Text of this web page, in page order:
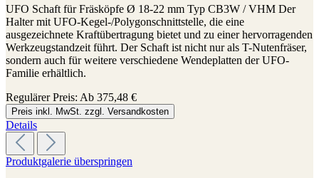
UFO Schaft für Fräsköpfe Ø 18-22 mm Typ CB3W / VHM Der
Halter mit UFO-Kegel-/Polygonschnittstelle, die eine
ausgezeichnete Kraftübertragung bietet und zu einer hervorragenden
Werkzeugstandzeit führt. Der Schaft ist nicht nur als T-Nutenfräser,
sondern auch für weitere verschiedene Wendeplatten der UFO-
Familie erhältlich.
Regulärer Preis: Ab 375,48 €
Preis inkl. MwSt. zzgl. Versandkosten
Details
Produktgalerie überspringen